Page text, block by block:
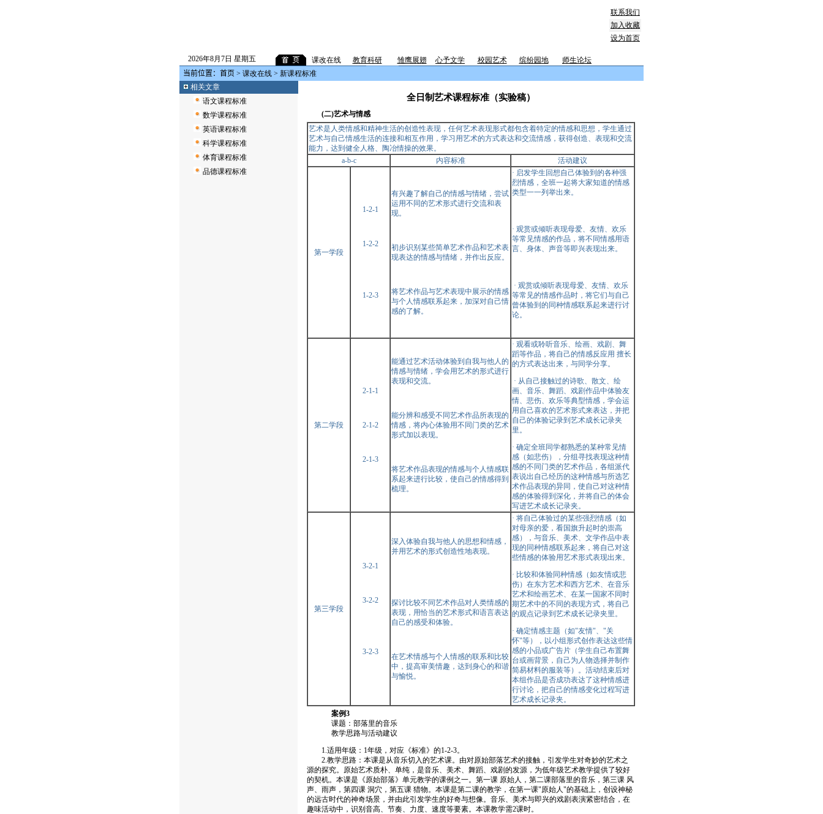
联系我们
加入收藏
设为首页
2026年8月7日 星期五 课改在线 教育科研 雏鹰展翅 心予文学 校园艺术 缤纷园地
师生论坛
当前位置： 首页 > 课改在线 > 新课程标准
相关文章
语文课程标准
数学课程标准
英语课程标准
科学课程标准
体育课程标准
品德课程标准
全日制艺术课程标准（实验稿）
(二)艺术与情感
艺术是人类情感和精神生活的创造性表现，任何艺术表现形式都包含着特定的情感和思想，学生通过
艺术与自己情感生活的连接和相互作用，学习用艺术的方式表达和交流情感，获得创造、表现和交流
能力，达到健全人格、陶冶情操的效果。
a-b-c
内容标准 活动建议
第一学段
1-2-1
1-2-2
1-2-3
有兴趣了解自己的情感与情绪，尝试
运用不同的艺术形式进行交流和表
现。
初步识别某些简单艺术作品和艺术表
现表达的情感与情绪，并作出反应。
将艺术作品与艺术表现中展示的情感
与个人情感联系起来，加深对自己情
感的了解。
· 启发学生回想自己体验到的各种强
烈情感，全班一起将大家知道的情感
类型一一列举出来。
· 观赏或倾听表现母爱、友情、欢乐
等常见情感的作品，将不同情感用语
言、身体、声音等即兴表现出来。
· 观赏或倾听表现母爱、友情、欢乐
等常见的情感作品时，将它们与自己
曾体验到的同种情感联系起来进行讨
论。
第二学段
2-1-1
2-1-2
2-1-3
能通过艺术活动体验到自我与他人的
情感与情绪，学会用艺术的形式进行
表现和交流。
能分辨和感受不同艺术作品所表现的
情感，将内心体验用不同门类的艺术
形式加以表现。
将艺术作品表现的情感与个人情感联
系起来进行比较，使自己的情感得到
梳理。
· 观看或聆听音乐、绘画、戏剧、舞
蹈等作品，将自己的情感反应用 擅长
的方式表达出来，与同学分享。
· 从自己接触过的诗歌、散文、绘
画、音乐、舞蹈、戏剧作品中体验友
情、悲伤、欢乐等典型情感，学会运
用自己喜欢的艺术形式来表达，并把
自己的体验记录到艺术成长记录夹
里。
· 确定全班同学都熟悉的某种常见情
感（如悲伤），分组寻找表现这种情
感的不同门类的艺术作品，各组派代
表说出自己经历的这种情感与所选艺
术作品表现的异同，使自己对这种情
感的体验得到深化，并将自己的体会
写进艺术成长记录夹。
第三学段
3-2-1
3-2-2
3-2-3
深入体验自我与他人的思想和情感，
并用艺术的形式创造性地表现。
探讨比较不同艺术作品对人类情感的
表现，用恰当的艺术形式和语言表达
自己的感受和体验。
在艺术情感与个人情感的联系和比较
中，提高审美情趣，达到身心的和谐
与愉悦。
· 将自己体验过的某些强烈情感（如
对母亲的爱，看国旗升起时的崇高
感），与音乐、美术、文学作品中表
现的同种情感联系起来，将自己对这
些情感的体验用艺术形式表现出来。
· 比较和体验同种情感（如友情或悲
伤）在东方艺术和西方艺术、在音乐
艺术和绘画艺术、在某一国家不同时
期艺术中的不同的表现方式，将自己
的观点记录到艺术成长记录夹里。
· 确定情感主题（如"友情"、"关
怀"等），以小组形式创作表达这些情
感的小品或广告片（学生自己布置舞
台或画背景，自己为人物选择并制作
简易材料的服装等）。活动结束后对
本组作品是否成功表达了这种情感进
行讨论，把自己的情感变化过程写进
艺术成长记录夹。
案例3
课题：部落里的音乐
教学思路与活动建议
1.适用年级：1年级，对应《标准》的1-2-3。
2.教学思路：本课是从音乐切入的艺术课。由对原始部落艺术的接触，引发学生对奇妙的艺术之
源的探究。原始艺术质朴、单纯，是音乐、美术、舞蹈、戏剧的发源，为低年级艺术教学提供了较好
的契机。本课是《原始部落》单元教学的课例之一。第一课 原始人，第二课部落里的音乐，第三课 风
声、雨声，第四课 洞穴，第五课 猎物。本课是第二课的教学，在第一课"原始人"的基础上，创设神秘
的远古时代的神奇场景，并由此引发学生的好奇与想像。音乐、美术与即兴的戏剧表演紧密结合，在
趣味活动中，识别音高、节奏、力度、速度等要素。本课教学需2课时。